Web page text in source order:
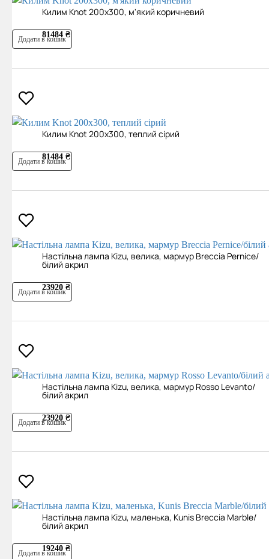
Килим Knot 200х300, м'який коричневий
81484 ₴
Додати в кошик
Килим Knot 200х300, теплий сірий
81484 ₴
Додати в кошик
Настільна лампа Kizu, велика, мармур Breccia Pernice/
білий акрил
23920 ₴
Додати в кошик
Настільна лампа Kizu, велика, мармур Rosso Levanto/
білий акрил
23920 ₴
Додати в кошик
Настільна лампа Kizu, маленька, Kunis Breccia Marble/
білий акрил
19240 ₴
Додати в кошик